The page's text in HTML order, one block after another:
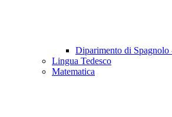
Diparimento di Spagnolo
Lingua Tedesco
Matematica